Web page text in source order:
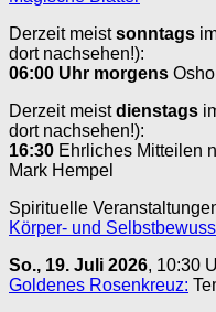
Derzeit meistsonntags
dort nachsehen!):
06:00 Uhr morgens
Derzeit meistdienstags
dort nachsehen!):
16:30 Ehrliches Mitteilen
Mark Hempel
Spirituelle
Körper- und
So., 19. Juli 2026, 10:30
Goldenes Rosenkreuz: